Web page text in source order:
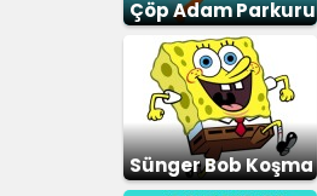
Çöp Adam Parkuru
Sünger Bob Koşma